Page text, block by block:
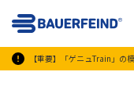
【重要】「ゲニュTrain」の